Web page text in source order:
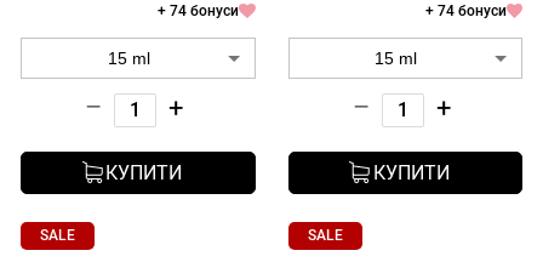
+ 74 бонуси
– +
КУПИТИ
+ 74 бонуси
– +
КУПИТИ
SALE SALE